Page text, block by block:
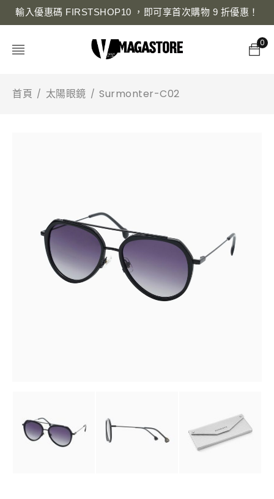
輸入優惠碼 FIRSTSHOP10 ，即可享首次購物 9 折優惠！
0
首頁 / 太陽眼鏡 / Surmonter-C02